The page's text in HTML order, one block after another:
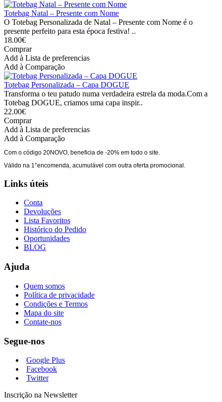
Totebag Natal – Presente com Nome
O Totebag Personalizada de Natal – Presente com Nome é o
presente perfeito para esta época festiva! ..
18.00€
Comprar
Add à Lista de preferencias
Add à Comparação
Totebag Personalizada – Capa DOGUE
Transforma o teu patudo numa verdadeira estrela da moda.Com a
Totebag DOGUE, criamos uma capa inspir..
22.00€
Comprar
Add à Lista de preferencias
Add à Comparação
Com o código 20NOVO, beneficia de -20% em todo o site.
Válido na 1°encomenda, acumulável com outra oferta promocional.
Links úteis
Conta
Devoluções
Lista Favoritos
Histórico do Pedido
Oportunidades
BLOG
Ajuda
Quem somos
Política de privacidade
Condições e Termos
Mapa do site
Contate-nos
Segue-nos
Google Plus
Facebook
Twitter
Inscrição na Newsletter